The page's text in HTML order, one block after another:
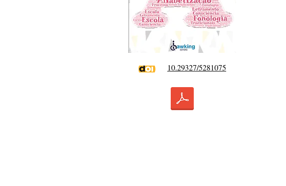
10.29327/5281075